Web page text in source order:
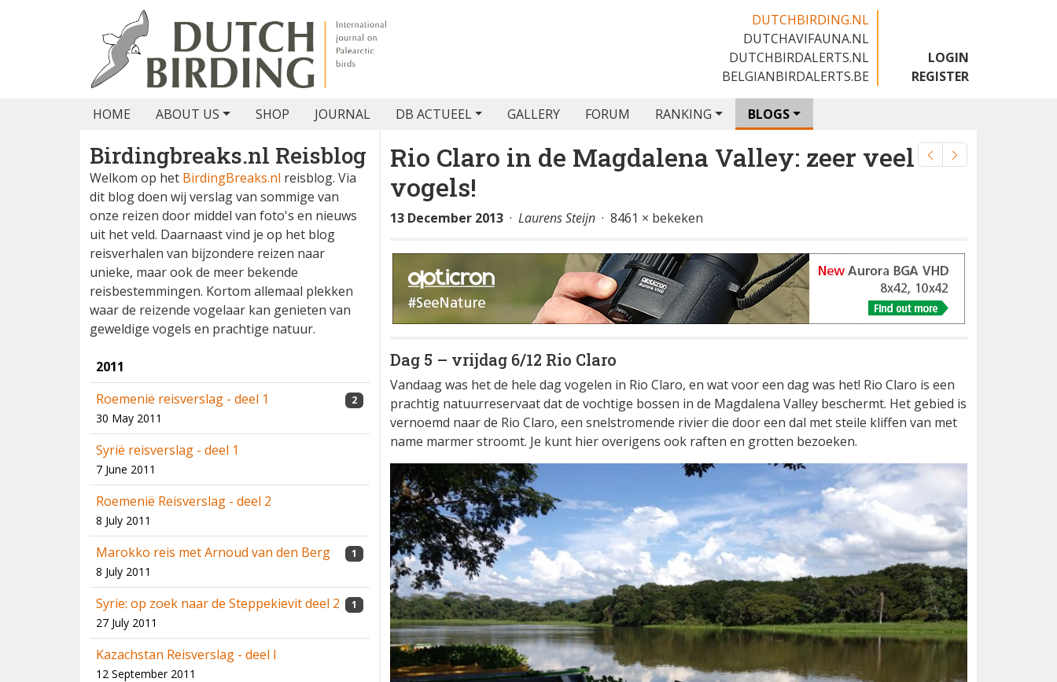
DUTCHBIRDING.NL
DUTCHAVIFAUNA.NL
DUTCHBIRDALERTS.NL
BELGIANBIRDALERTS.BE
LOGIN
REGISTER
HOME ABOUT US SHOP JOURNAL DB ACTUEEL GALLERY FORUM RANKING BLOGS
Birdingbreaks.nl Reisblog
Welkom op het BirdingBreaks.nl reisblog. Via
dit blog doen wij verslag van sommige van
onze reizen door middel van foto's en nieuws
uit het veld. Daarnaast vind je op het blog
reisverhalen van bijzondere reizen naar
unieke, maar ook de meer bekende
reisbestemmingen. Kortom allemaal plekken
waar de reizende vogelaar kan genieten van
geweldige vogels en prachtige natuur.
2011
Roemenië reisverslag - deel 1
30 May 2011
2
Syrië reisverslag - deel 1
7 June 2011
Roemenië Reisverslag - deel 2
8 July 2011
Marokko reis met Arnoud van den Berg
8 July 2011
1
Syrie: op zoek naar de Steppekievit deel 2
27 July 2011
1
Kazachstan Reisverslag - deel I
12 September 2011
Rio Claro in de Magdalena Valley: zeer veel
vogels!
13 December 2013 · Laurens Steijn · 8461 × bekeken
Dag 5 – vrijdag 6/12 Rio Claro
Vandaag was het de hele dag vogelen in Rio Claro, en wat voor een dag was het! Rio Claro is een
prachtig natuurreservaat dat de vochtige bossen in de Magdalena Valley beschermt. Het gebied is
vernoemd naar de Rio Claro, een snelstromende rivier die door een dal met steile kliffen van met
name marmer stroomt. Je kunt hier overigens ook raften en grotten bezoeken.